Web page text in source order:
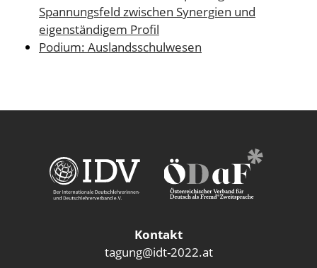
Spannungsfeld zwischen Synergien und
eigenständigem Profil
Podium: Auslandsschulwesen
Kontakt
tagung@idt-2022.at